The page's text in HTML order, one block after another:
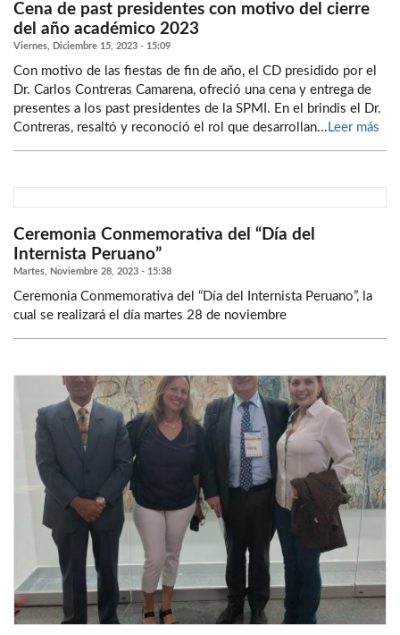
Cena de past presidentes con motivo del cierre
del año académico 2023
Viernes, Diciembre 15, 2023 - 15:09
Con motivo de las fiestas de fin de año, el CD presidido por el
Dr. Carlos Contreras Camarena, ofreció una cena y entrega de
presentes a los past presidentes de la SPMI. En el brindis el Dr.
Contreras, resaltó y reconoció el rol que desarrollan... Leer más
Ceremonia Conmemorativa del “Día del
Internista Peruano”
Martes, Noviembre 28, 2023 - 15:38
Ceremonia Conmemorativa del “Día del Internista Peruano”, la
cual se realizará el día martes 28 de noviembre